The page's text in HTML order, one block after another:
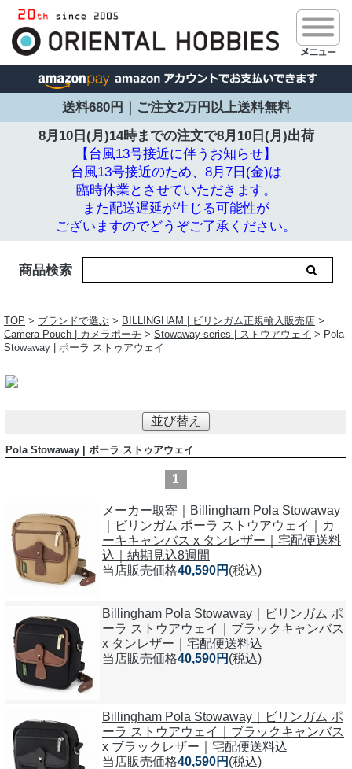
送料680円｜ご注文2万円以上送料無料
8月10日(月)14時までの注文で8月10日(月)出荷
【台風13号接近に伴うお知らせ】
台風13号接近のため、8月7日(金)は
臨時休業とさせていただきます。
また配送遅延が生じる可能性が
ございますのでどうぞご了承ください。
商品検索
TOP > ブランドで選ぶ > BILLINGHAM | ビリンガム正規輸入販売店 >
Camera Pouch | カメラポーチ > Stowaway series | ストウアウェイ > Pola
Stowaway | ポーラ ストゥアウェイ
並び替え
Pola Stowaway | ポーラ ストゥアウェイ
1
メーカー取寄｜Billingham Pola Stowaway
｜ビリンガム ポーラ ストウアウェイ｜カ
ーキキャンバス x タンレザー｜宅配便送料
込｜納期見込8週間
当店販売価格40,590円 (税込)
Billingham Pola Stowaway｜ビリンガム ポ
ーラ ストウアウェイ｜ブラックキャンバス
x タンレザー｜宅配便送料込
当店販売価格40,590円 (税込)
Billingham Pola Stowaway｜ビリンガム ポ
ーラ ストウアウェイ｜ブラックキャンバス
x ブラックレザー｜宅配便送料込
当店販売価格40,590円 (税込)